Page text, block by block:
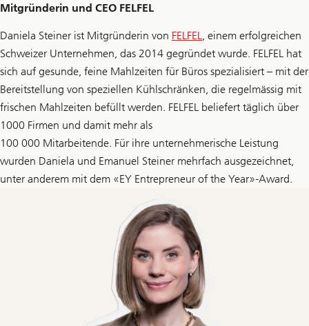
Mitgründerin und CEO FELFEL
Daniela Steiner ist Mitgründerin von FELFEL
, einem erfolgreichen
Schweizer Unternehmen, das 2014 gegründet wurde. FELFEL hat
sich auf gesunde, feine Mahlzeiten für Büros spezialisiert – mit der
Bereitstellung von speziellen Kühlschränken, die regelmässig mit
frischen Mahlzeiten befüllt werden. FELFEL beliefert täglich über
1000 Firmen und damit mehr als
100 000 Mitarbeitende. Für ihre unternehmerische Leistung
wurden Daniela und Emanuel Steiner mehrfach ausgezeichnet,
unter anderem mit dem «EY Entrepreneur of the Year»-Award.